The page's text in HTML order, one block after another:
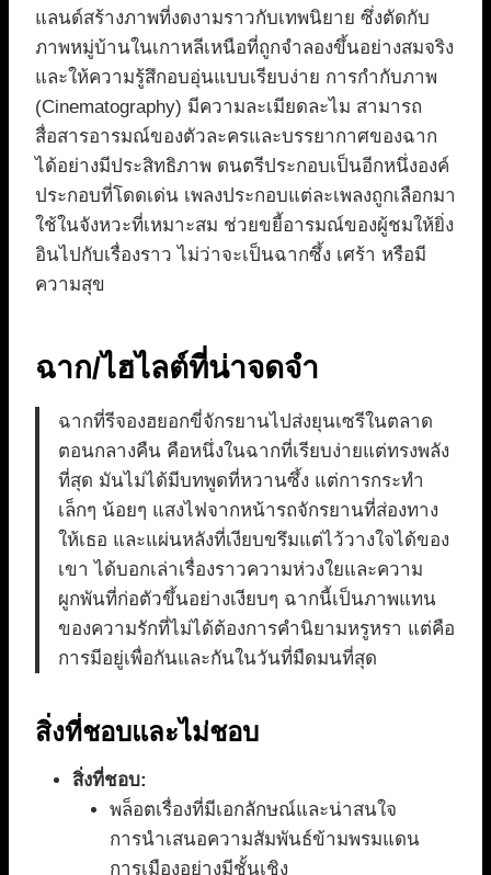
แลนด์สร้างภาพที่งดงามราวกับเทพนิยาย ซึ่งตัดกับ
ภาพหมู่บ้านในเกาหลีเหนือที่ถูกจำลองขึ้นอย่างสมจริง
และให้ความรู้สึกอบอุ่นแบบเรียบง่าย การกำกับภาพ
(Cinematography) มีความละเมียดละไม สามารถ
สื่อสารอารมณ์ของตัวละครและบรรยากาศของฉาก
ได้อย่างมีประสิทธิภาพ ดนตรีประกอบเป็นอีกหนึ่งองค์
ประกอบที่โดดเด่น เพลงประกอบแต่ละเพลงถูกเลือกมา
ใช้ในจังหวะที่เหมาะสม ช่วยขยี้อารมณ์ของผู้ชมให้ยิ่ง
อินไปกับเรื่องราว ไม่ว่าจะเป็นฉากซึ้ง เศร้า หรือมี
ความสุข
ฉาก/ไฮไลต์ที่น่าจดจำ
ฉากที่รีจองฮยอกขี่จักรยานไปส่งยุนเซรีในตลาด
ตอนกลางคืน คือหนึ่งในฉากที่เรียบง่ายแต่ทรงพลัง
ที่สุด มันไม่ได้มีบทพูดที่หวานซึ้ง แต่การกระทำ
เล็กๆ น้อยๆ แสงไฟจากหน้ารถจักรยานที่ส่องทาง
ให้เธอ และแผ่นหลังที่เงียบขรึมแต่ไว้วางใจได้ของ
เขา ได้บอกเล่าเรื่องราวความห่วงใยและความ
ผูกพันที่ก่อตัวขึ้นอย่างเงียบๆ ฉากนี้เป็นภาพแทน
ของความรักที่ไม่ได้ต้องการคำนิยามหรูหรา แต่คือ
การมีอยู่เพื่อกันและกันในวันที่มืดมนที่สุด
สิ่งที่ชอบและไม่ชอบ
สิ่งที่ชอบ:
พล็อตเรื่องที่มีเอกลักษณ์และน่าสนใจ
การนำเสนอความสัมพันธ์ข้ามพรมแดน
การเมืองอย่างมีชั้นเชิง